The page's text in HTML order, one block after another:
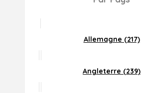
Allemagne (217)
Angleterre (239)